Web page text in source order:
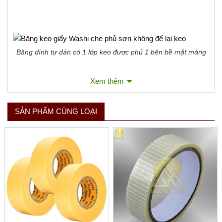
Băng dính tự dán có 1 lớp keo được phủ 1 bên bề mặt màng
– Băng dính có lớp giấy bên dưới và khi sử dụng cần bóc
lớp giấy đằng sau ra và dán lại màng băng chứa keo. Sản
phẩm này thường cần nhiều thao tác hơn khi dùng và khó
bóc hơn các dòng washi tape thông thường khác.
Cấu tạo băng keo
Loại giấy: Yellow Washi (giấy phẳng của Nhật Bản)
Keo chống thấm Acrylic
Lực bám dính: 3.10 N/18mm
Độ giãn dài: 5.6%
Xem thêm
Xem thêm
SẢN PHẨM CÙNG LOẠI